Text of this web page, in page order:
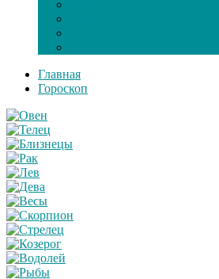
Главная
Гороскоп